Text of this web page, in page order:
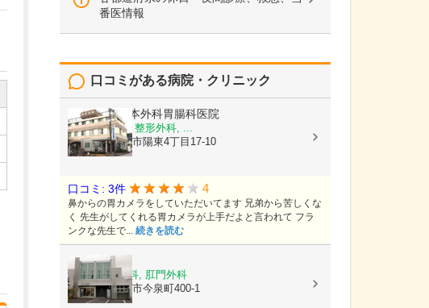
番医情報
口コミがある病院・クリニック
医療法人根本外科胃腸科医院
胃腸科, 外科, 整形外科, ...
栃木県宇都宮市陽東4丁目17-10
口コミ: 3件 4
鼻からの胃カメラをしていただいてます 兄弟から苦しくな
く 先生がしてくれる胃カメラが上手だよと言われて フラ
ンクな先生で... 続きを読む
ほりえ医院
外科, 胃腸内科, 肛門外科
栃木県宇都宮市今泉町400-1